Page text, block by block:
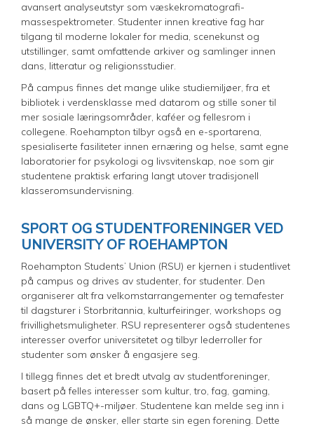
avansert analyseutstyr som væskekromatografi-
massespektrometer. Studenter innen kreative fag har
tilgang til moderne lokaler for media, scenekunst og
utstillinger, samt omfattende arkiver og samlinger innen
dans, litteratur og religionsstudier.
På campus finnes det mange ulike studiemiljøer, fra et
bibliotek i verdensklasse med datarom og stille soner til
mer sosiale læringsområder, kaféer og fellesrom i
collegene. Roehampton tilbyr også en e-sportarena,
spesialiserte fasiliteter innen ernæring og helse, samt egne
laboratorier for psykologi og livsvitenskap, noe som gir
studentene praktisk erfaring langt utover tradisjonell
klasseromsundervisning.
SPORT OG STUDENTFORENINGER VED
UNIVERSITY OF ROEHAMPTON
Roehampton Students’ Union (RSU) er kjernen i studentlivet
på campus og drives av studenter, for studenter. Den
organiserer alt fra velkomstarrangementer og temafester
til dagsturer i Storbritannia, kulturfeiringer, workshops og
frivillighetsmuligheter. RSU representerer også studentenes
interesser overfor universitetet og tilbyr lederroller for
studenter som ønsker å engasjere seg.
I tillegg finnes det et bredt utvalg av studentforeninger,
basert på felles interesser som kultur, tro, fag, gaming,
dans og LGBTQ+-miljøer. Studentene kan melde seg inn i
så mange de ønsker, eller starte sin egen forening. Dette